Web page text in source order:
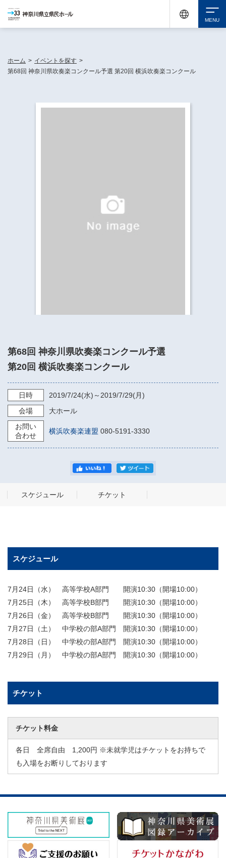
ホーム > イベントを探す >
第68回 神奈川県吹奏楽コンクール予選 第20回 横浜吹奏楽コンクール
第68回 神奈川県吹奏楽コンクール予選
第20回 横浜吹奏楽コンクール
日時 2019/7/24(水)～ 2019/7/29(月)
会場
大ホール
お問い
合わせ
横浜吹奏楽連盟 080-5191-3330
スケジュール チケット
スケジュール
7月24日（水） 高等学校A部門 開演10:30（開場10:00）
7月25日（木） 高等学校B部門 開演10:30（開場10:00）
7月26日（金） 高等学校B部門 開演10:30（開場10:00）
7月27日（土） 中学校の部A部門 開演10:30（開場10:00）
7月28日（日） 中学校の部A部門 開演10:30（開場10:00）
7月29日（月） 中学校の部A部門 開演10:30（開場10:00）
チケット
チケット料金
各日 全席自由 1,200円 ※未就学児はチケットをお持ちで
も入場をお断りしております